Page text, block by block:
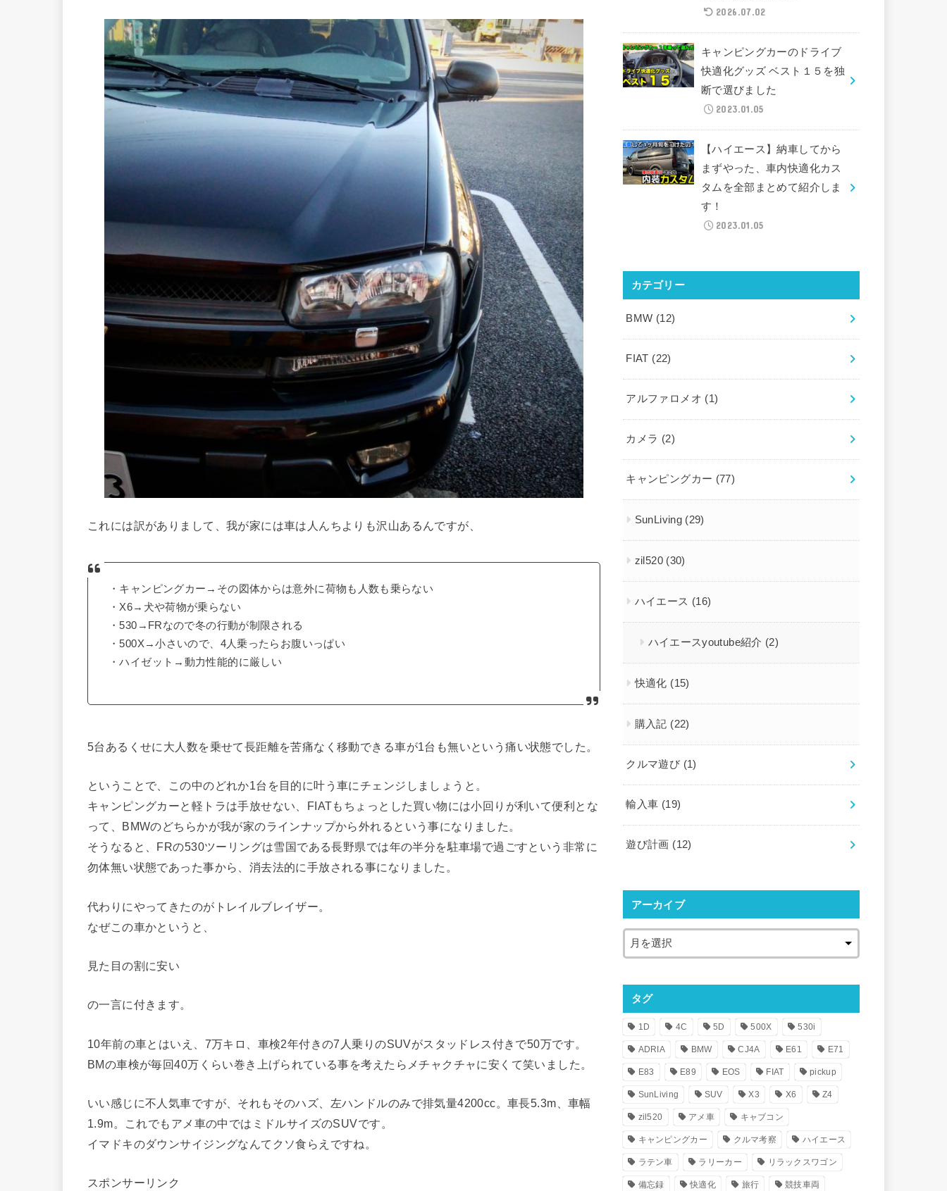
これには訳がありまして、我が家には車は人んちよりも沢山あるんですが、
・キャンピングカー→その図体からは意外に荷物も人数も乗らない
・X6→犬や荷物が乗らない
・530→FRなので冬の行動が制限される
・500X→小さいので、4人乗ったらお腹いっぱい
・ハイゼット→動力性能的に厳しい
5台あるくせに大人数を乗せて長距離を苦痛なく移動できる車が1台も無いという痛い状態でした。
ということで、この中のどれか1台を目的に叶う車にチェンジしましょうと。
キャンピングカーと軽トラは手放せない、FIATもちょっとした買い物には小回りが利いて便利とな
って、BMWのどちらかが我が家のラインナップから外れるという事になりました。
そうなると、FRの530ツーリングは雪国である長野県では年の半分を駐車場で過ごすという非常に
勿体無い状態であった事から、消去法的に手放される事になりました。
代わりにやってきたのがトレイルブレイザー。
なぜこの車かというと、
見た目の割に安い
の一言に付きます。
10年前の車とはいえ、7万キロ、車検2年付きの7人乗りのSUVがスタッドレス付きで50万です。
BMの車検が毎回40万くらい巻き上げられている事を考えたらメチャクチャに安くて笑いました。
いい感じに不人気車ですが、それもそのハズ、左ハンドルのみで排気量4200cc。車長5.3m、車幅
1.9m。これでもアメ車の中では ミドルサイズのSUVです。
イマドキのダウンサイジングなんてクソ食らえですね。
スポンサーリンク
2026.07.02
キャンピングカーのドライブ
快適化グッズ ベスト１５を独
断で選びました
2023.01.05
【ハイエース】納車してから
まずやった、車内快適化カス
タムを全部まとめて紹介しま
す！
2023.01.05
カテゴリー
BMW (12)
FIAT (22)
アルファロメオ (1)
カメラ (2)
キャンピングカー (77)
SunLiving (29)
zil520 (30)
ハイエース (16)
ハイエースyoutube紹介 (2)
快適化 (15)
購入記 (22)
クルマ遊び (1)
輸入車 (19)
遊び計画 (12)
アーカイブ
タグ
1D 4C 5D 500X 530i
ADRIA BMW CJ4A E61 E71
E83 E89 EOS FIAT pickup
SunLiving SUV X3 X6 Z4
zil520 アメ車 キャブコン
キャンピングカー クルマ考察 ハイエース
ラテン車 ラリーカー リラックスワゴン
備忘録 快適化 旅行 競技車両